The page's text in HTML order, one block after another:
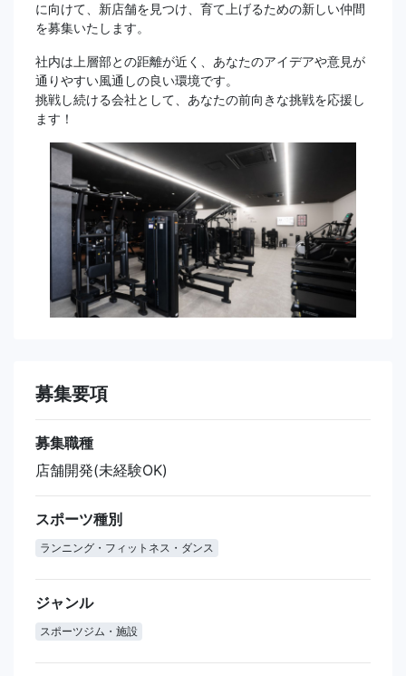
に向けて、新店舗を見つけ、育て上げるための新しい仲間
を募集いたします。
社内は上層部との距離が近く、あなたのアイデアや意見が
通りやすい風通しの良い環境です。
挑戦し続ける会社として、あなたの前向きな挑戦を応援し
ます！
募集要項
募集職種
店舗開発(未経験OK)
スポーツ種別
ランニング・フィットネス・ダンス
ジャンル
スポーツジム・施設